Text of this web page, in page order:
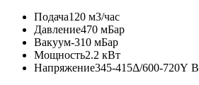
Подача120 м3/час
Давление470 мБар
Вакуум-310 мБар
Мощность2.2 кВт
Напряжение345-415Δ/600-720Y В